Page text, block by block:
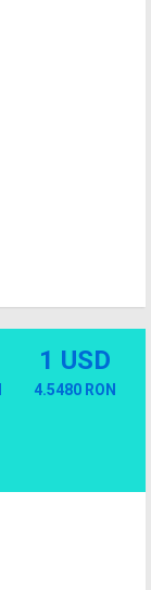
1 USD
4.5480 RON